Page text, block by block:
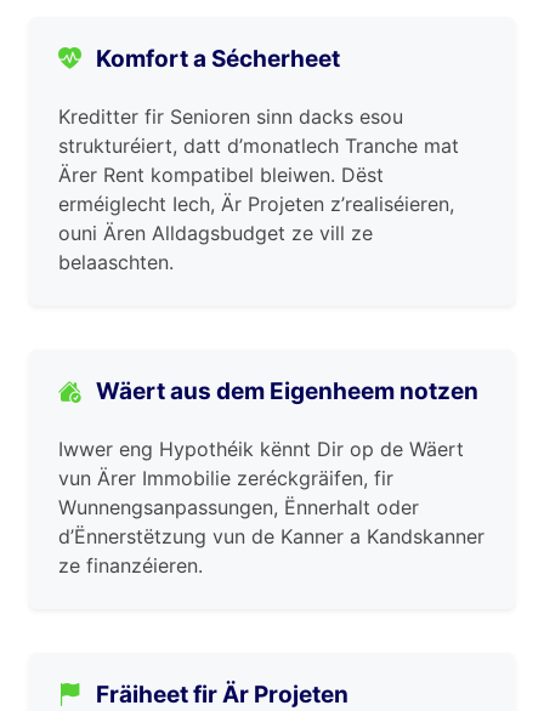
Komfort a Sécherheet
Kreditter fir Senioren sinn dacks esou
strukturéiert, datt d’monatlech Tranche mat
Ärer Rent kompatibel bleiwen. Dëst
erméiglecht Iech, Är Projeten z’realiséieren,
ouni Ären Alldagsbudget ze vill ze
belaaschten.
Wäert aus dem Eigenheem notzen
Iwwer eng Hypothéik kënnt Dir op de Wäert
vun Ärer Immobilie zeréckgräifen, fir
Wunnengsanpassungen, Ënnerhalt oder
d’Ënnerstëtzung vun de Kanner a Kandskanner
ze finanzéieren.
Fräiheet fir Är Projeten